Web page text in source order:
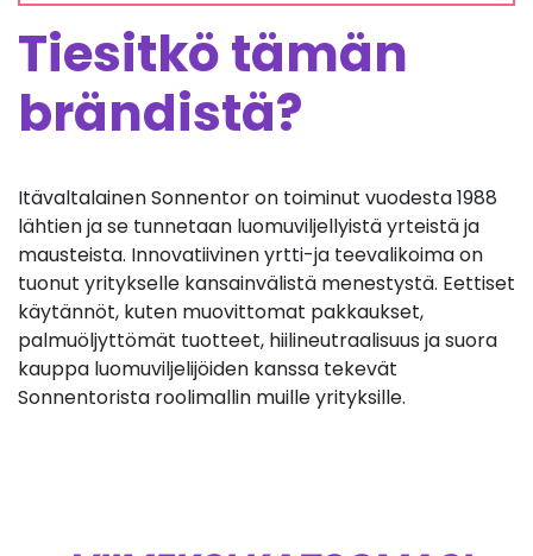
Tiesitkö tämän
brändistä?
Itävaltalainen Sonnentor on toiminut vuodesta 1988
lähtien ja se tunnetaan luomuviljellyistä yrteistä ja
mausteista. Innovatiivinen yrtti-ja teevalikoima on
tuonut yritykselle kansainvälistä menestystä. Eettiset
käytännöt, kuten muovittomat pakkaukset,
palmuöljyttömät tuotteet, hiilineutraalisuus ja suora
kauppa luomuviljelijöiden kanssa tekevät
Sonnentorista roolimallin muille yrityksille.